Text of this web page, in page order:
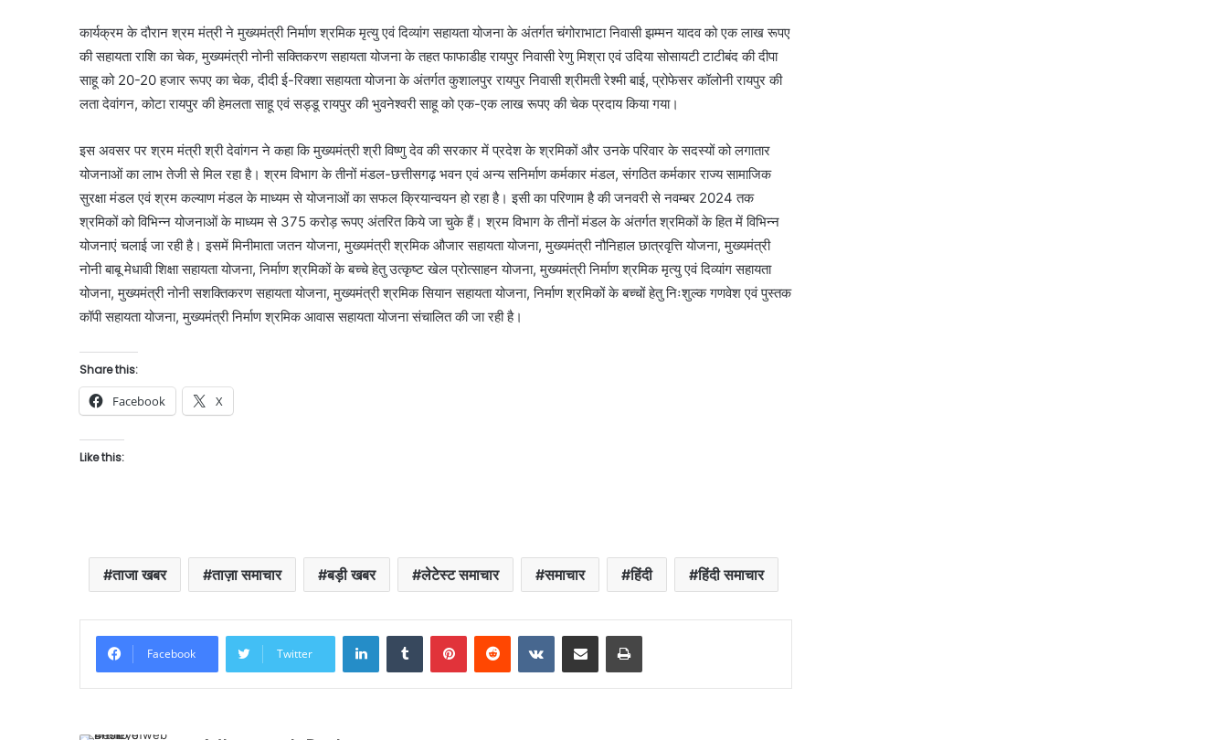
कार्यक्रम के दौरान श्रम मंत्री ने मुख्यमंत्री निर्माण श्रमिक मृत्यु एवं दिव्यांग सहायता योजना के अंतर्गत चंगोराभाटा निवासी झम्मन यादव को एक लाख रूपए
की सहायता राशि का चेक, मुख्यमंत्री नोनी सक्तिकरण सहायता योजना के तहत फाफाडीह रायपुर निवासी रेणु मिश्रा एवं उदिया सोसायटी टाटीबंद की दीपा
साहू को 20-20 हजार रूपए का चेक, दीदी ई-रिक्शा सहायता योजना के अंतर्गत कुशालपुर रायपुर निवासी श्रीमती रेश्मी बाई, प्रोफेसर कॉलोनी रायपुर की
लता देवांगन, कोटा रायपुर की हेमलता साहू एवं सड्डू रायपुर की भुवनेश्वरी साहू को एक-एक लाख रूपए की चेक प्रदाय किया गया।
इस अवसर पर श्रम मंत्री श्री देवांगन ने कहा कि मुख्यमंत्री श्री विष्णु देव की सरकार में प्रदेश के श्रमिकों और उनके परिवार के सदस्यों को लगातार
योजनाओं का लाभ तेजी से मिल रहा है। श्रम विभाग के तीनों मंडल-छत्तीसगढ़ भवन एवं अन्य सनिर्माण कर्मकार मंडल, संगठित कर्मकार राज्य सामाजिक
सुरक्षा मंडल एवं श्रम कल्याण मंडल के माध्यम से योजनाओं का सफल क्रियान्वयन हो रहा है। इसी का परिणाम है की जनवरी से नवम्बर 2024 तक
श्रमिकों को विभिन्न योजनाओं के माध्यम से 375 करोड़ रूपए अंतरित किये जा चुके हैं। श्रम विभाग के तीनों मंडल के अंतर्गत श्रमिकों के हित में विभिन्न
योजनाएं चलाई जा रही है। इसमें मिनीमाता जतन योजना, मुख्यमंत्री श्रमिक औजार सहायता योजना, मुख्यमंत्री नौनिहाल छात्रवृत्ति योजना, मुख्यमंत्री
नोनी बाबू मेधावी शिक्षा सहायता योजना, निर्माण श्रमिकों के बच्चे हेतु उत्कृष्ट खेल प्रोत्साहन योजना, मुख्यमंत्री निर्माण श्रमिक मृत्यु एवं दिव्यांग सहायता
योजना, मुख्यमंत्री नोनी सशक्तिकरण सहायता योजना, मुख्यमंत्री श्रमिक सियान सहायता योजना, निर्माण श्रमिकों के बच्चों हेतु निःशुल्क गणवेश एवं पुस्तक
कॉपी सहायता योजना, मुख्यमंत्री निर्माण श्रमिक आवास सहायता योजना संचालित की जा रही है।
Share this:
Facebook X
Like this:
ताजा खबर ताज़ा समाचार बड़ी खबर लेटेस्ट समाचार समाचार हिंदी हिंदी समाचार
Facebook Twitter
LinkedInTumblr PinterestReddit VKontakteShare via Email Print